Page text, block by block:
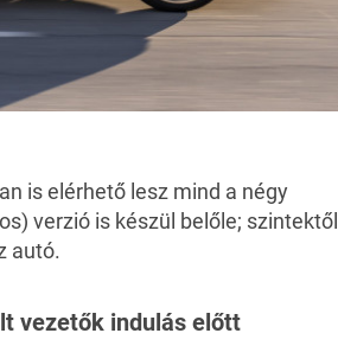
is elérhető lesz mind a négy
verzió is készül belőle; szintektől
autó.
vezetők indulás előtt